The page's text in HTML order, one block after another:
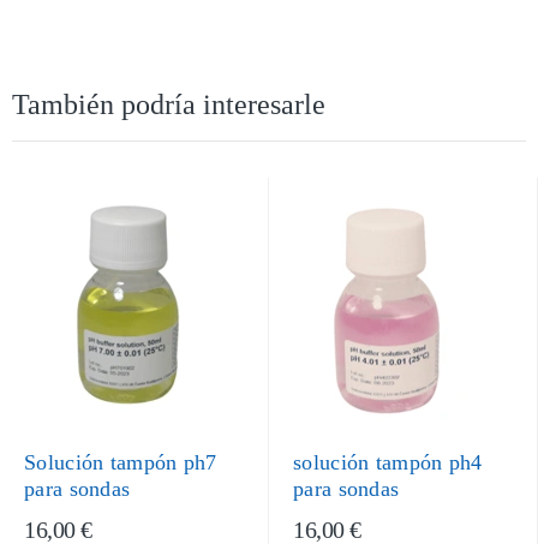
También podría interesarle
Solución tampón ph7
para sondas
16,00 €
solución tampón ph4
para sondas
16,00 €